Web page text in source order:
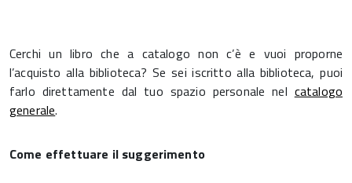
Cerchi un libro che a catalogo non c’è e vuoi proporne
l’acquisto alla biblioteca? Se sei iscritto alla biblioteca, puoi
farlo direttamente dal tuo spazio personale nel catalogo
generale.
Come effettuare il suggerimento